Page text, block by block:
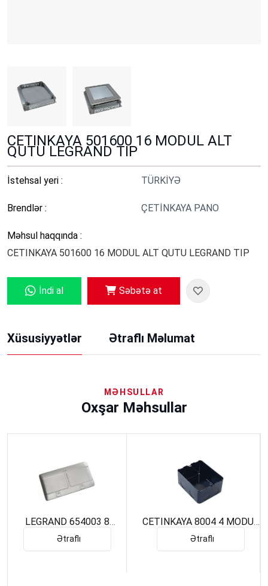
CETINKAYA 501600 16 MODUL ALT
QUTU LEGRAND TIP
İstehsal yeri : TÜRKİYƏ
Brendlər : ÇETİNKAYA PANO
Məhsul haqqında :
CETINKAYA 501600 16 MODUL ALT QUTU LEGRAND TIP
İndi al Səbətə at
Xüsusiyyətlər Ətraflı Məlumat
MƏHSULLAR
Oxşar Məhsullar
LEGRAND 654003 8
MODUL YENI FLLOR BOX (
Ətraflı
CETINKAYA 8004 4 MODUL
Ətraflı